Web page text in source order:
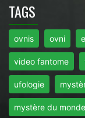
TAGS
ovnis ovni
video fantome
ufologie
mystère du monde